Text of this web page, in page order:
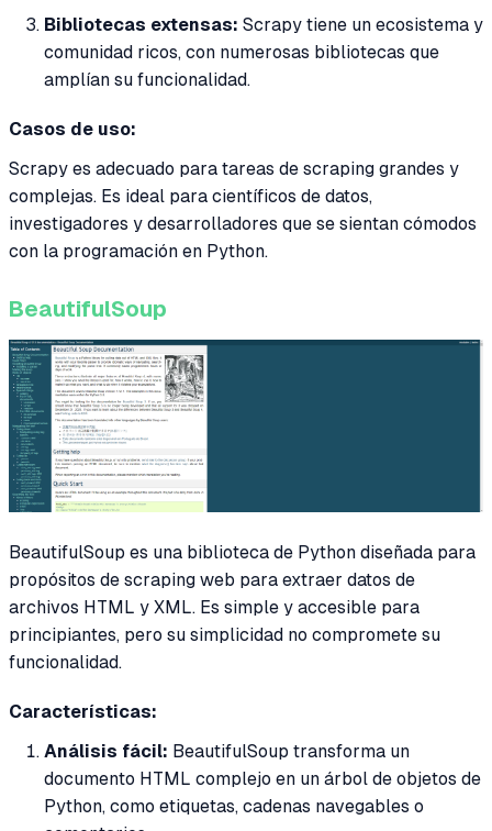
Bibliotecas extensas: Scrapy tiene un ecosistema y
comunidad ricos, con numerosas bibliotecas que
amplían su funcionalidad.
Casos de uso:
Scrapy es adecuado para tareas de scraping grandes y
complejas. Es ideal para científicos de datos,
investigadores y desarrolladores que se sientan cómodos
con la programación en Python.
BeautifulSoup
BeautifulSoup es una biblioteca de Python diseñada para
propósitos de scraping web para extraer datos de
archivos HTML y XML. Es simple y accesible para
principiantes, pero su simplicidad no compromete su
funcionalidad.
Características:
Análisis fácil: BeautifulSoup transforma un
documento HTML complejo en un árbol de objetos de
Python, como etiquetas, cadenas navegables o